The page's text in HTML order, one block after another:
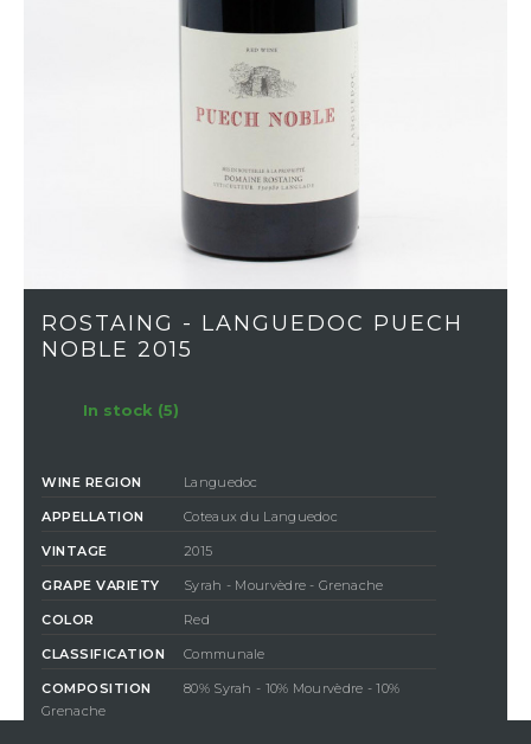
ROSTAING - LANGUEDOC PUECH
NOBLE 2015
In stock (5)
WINE REGION Languedoc
APPELLATION Coteaux du Languedoc
VINTAGE 2015
GRAPE VARIETY Syrah - Mourvèdre - Grenache
COLOR Red
CLASSIFICATION Communale
COMPOSITION
80% Syrah - 10% Mourvèdre - 10%
Grenache